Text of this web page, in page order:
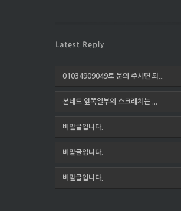
01034909049로 문의 주시면 되...
본네트 앞쪽일부의 스크래치는 ...
비밀글입니다.
비밀글입니다.
비밀글입니다.